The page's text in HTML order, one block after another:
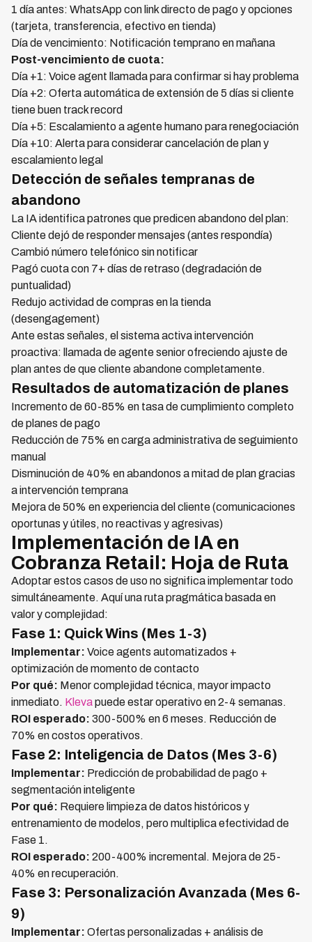
1 día antes: WhatsApp con link directo de pago y opciones
(tarjeta, transferencia, efectivo en tienda)
Día de vencimiento: Notificación temprano en mañana
Post-vencimiento de cuota:
Día +1: Voice agent llamada para confirmar si hay problema
Día +2: Oferta automática de extensión de 5 días si cliente
tiene buen track record
Día +5: Escalamiento a agente humano para renegociación
Día +10: Alerta para considerar cancelación de plan y
escalamiento legal
Detección de señales tempranas de
abandono
La IA identifica patrones que predicen abandono del plan:
Cliente dejó de responder mensajes (antes respondía)
Cambió número telefónico sin notificar
Pagó cuota con 7+ días de retraso (degradación de
puntualidad)
Redujo actividad de compras en la tienda
(desengagement)
Ante estas señales, el sistema activa intervención
proactiva: llamada de agente senior ofreciendo ajuste de
plan antes de que cliente abandone completamente.
Resultados de automatización de planes
Incremento de 60-85% en tasa de cumplimiento completo
de planes de pago
Reducción de 75% en carga administrativa de seguimiento
manual
Disminución de 40% en abandonos a mitad de plan gracias
a intervención temprana
Mejora de 50% en experiencia del cliente (comunicaciones
oportunas y útiles, no reactivas y agresivas)
Implementación de IA en
Cobranza Retail: Hoja de Ruta
Adoptar estos casos de uso no significa implementar todo
simultáneamente. Aquí una ruta pragmática basada en
valor y complejidad:
Fase 1: Quick Wins (Mes 1-3)
Implementar: Voice agents automatizados +
optimización de momento de contacto
Por qué: Menor complejidad técnica, mayor impacto
inmediato. Klevapuede estar operativo en 2-4 semanas.
ROI esperado: 300-500% en 6 meses. Reducción de
70% en costos operativos.
Fase 2: Inteligencia de Datos (Mes 3-6)
Implementar: Predicción de probabilidad de pago +
segmentación inteligente
Por qué: Requiere limpieza de datos históricos y
entrenamiento de modelos, pero multiplica efectividad de
Fase 1.
ROI esperado: 200-400% incremental. Mejora de 25-
40% en recuperación.
Fase 3: Personalización Avanzada (Mes 6-
9)
Implementar: Ofertas personalizadas + análisis de